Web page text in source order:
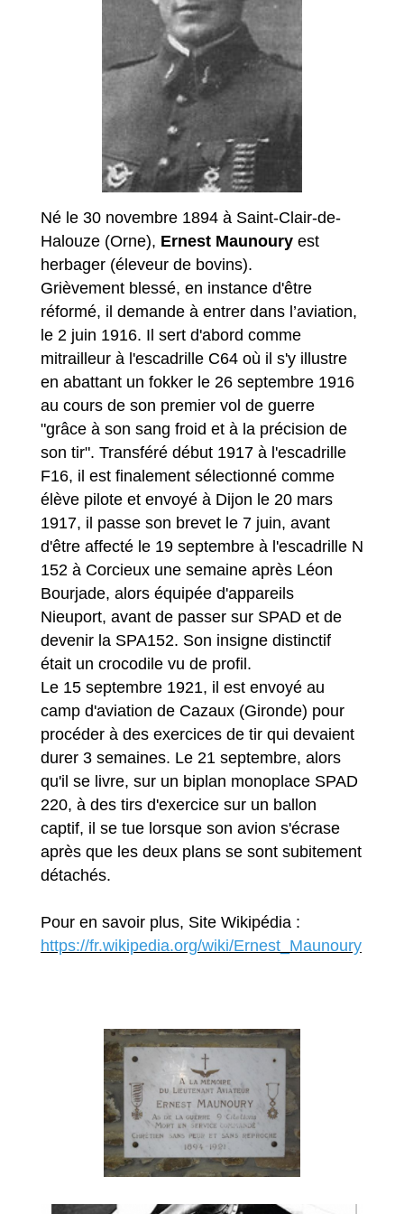
Né le 30 novembre 1894 à Saint-Clair-de-
Halouze (Orne), Ernest Maunoury est
herbager (éleveur de bovins).
Grièvement blessé, en instance d'être
réformé, il demande à entrer dans l’aviation,
le 2 juin 1916. Il sert d'abord comme
mitrailleur à l'escadrille C64 où il s'y illustre
en abattant un fokker le 26 septembre 1916
au cours de son premier vol de guerre
"grâce à son sang froid et à la précision de
son tir". Transféré début 1917 à l'escadrille
F16, il est finalement sélectionné comme
élève pilote et envoyé à Dijon le 20 mars
1917, il passe son brevet le 7 juin, avant
d'être affecté le 19 septembre à l'escadrille N
152 à Corcieux une semaine après Léon
Bourjade, alors équipée d'appareils
Nieuport, avant de passer sur SPAD et de
devenir la SPA152. Son insigne distinctif
était un crocodile vu de profil.
Le 15 septembre 1921, il est envoyé au
camp d'aviation de Cazaux (Gironde) pour
procéder à des exercices de tir qui devaient
durer 3 semaines. Le 21 septembre, alors
qu'il se livre, sur un biplan monoplace SPAD
220, à des tirs d'exercice sur un ballon
captif, il se tue lorsque son avion s'écrase
après que les deux plans se sont subitement
détachés.
Pour en savoir plus, Site Wikipédia :
https://fr.wikipedia.org/wiki/Ernest_Maunoury